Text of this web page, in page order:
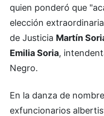
quien ponderó que
elección
de Justicia Martín
Emilia Soria,
Negro.
En la danza de
exfuncionarios